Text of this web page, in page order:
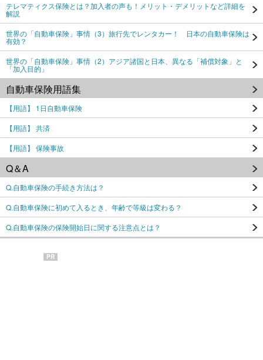
テレマティクス保険とは？加入者の声も！メリット・デメリットなど詳細を
解説
世界の「自動車保険」事情（3）旅行先でレンタカー！ 日本の自動車保険は
有効？
世界の「自動車保険」事情（2）アジア諸国と日本、異なる「補償対象」と
「加入目的」
自動車保険用語集
【用語】 1日自動車保険
【用語】 共済
【用語】 保険事故
Q＆A
Q.自動車保険の手続き方法は？
Q.自動車保険に初めて入るとき、年齢で等級は変わる？
Q.自動車保険の保険開始日に関する注意点とは？
PR